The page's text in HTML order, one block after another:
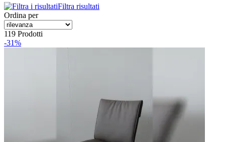
Filtra risultati
Ordina per
119 Prodotti
-31%